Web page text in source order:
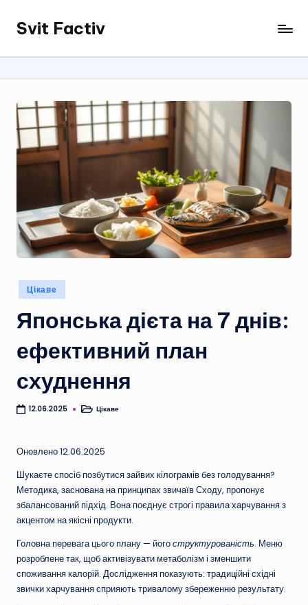
Перейти
вмісту
Svit Factiv
Опубліковано
у
Цікаве
Японська дієта на 7 днів:
ефективний план
схуднення
12.06.2025
Опубліковано
Цікаве
Оновлено 12.06.2025
Шукаєте спосіб позбутися зайвих кілограмів без голодування?
Методика, заснована на принципах звичаїв Сходу, пропонує
збалансований підхід. Вона поєднує строгі правила харчування з
акцентом на якісні продукти.
Головна перевага цього плану — йогоструктурованість. Меню
розроблене так, щоб активізувати метаболізм і зменшити
споживання калорій. Дослідження показують: традиційні східні
звички харчування сприяють тривалому збереженню результату.